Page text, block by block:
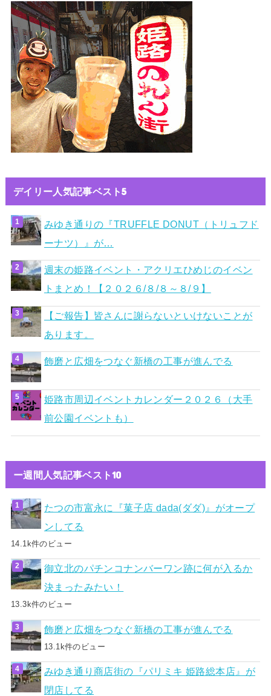
デイリー人気記事ベスト5
みゆき通りの『TRUFFLE DONUT（トリュフド
ーナツ）』が…
週末の姫路イベント・アクリエひめじのイベン
トまとめ！【２０２６/８/８～８/９】
【ご報告】皆さんに謝らないといけないことが
あります。
飾磨と広畑をつなぐ新橋の工事が進んでる
姫路市周辺イベントカレンダー２０２６（大手
前公園イベントも）
ー週間人気記事ベスト10
たつの市富永に『菓子店 dada(ダダ)』がオープ
ンしてる
14.1k件のビュー
御立北のパチンコナンバーワン跡に何が入るか
決まったみたい！
13.3k件のビュー
飾磨と広畑をつなぐ新橋の工事が進んでる
13.1k件のビュー
みゆき通り商店街の『パリミキ 姫路総本店』が
閉店してる